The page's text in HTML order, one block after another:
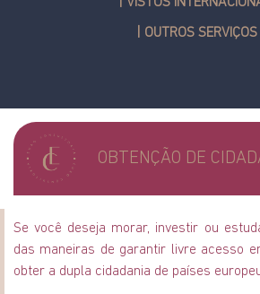
| OUTROS SERVIÇOS |
OBTENÇÃO DE
Se você deseja morar, investir ou
das maneiras de garantir livre acesso
obter a dupla cidadania de países